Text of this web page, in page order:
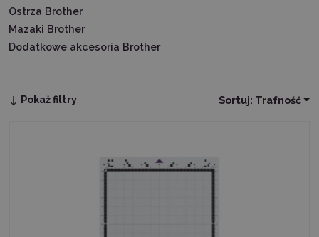
Ostrza Brother
Mazaki Brother
Dodatkowe akcesoria Brother
Pokaż filtry Sortuj: Trafność